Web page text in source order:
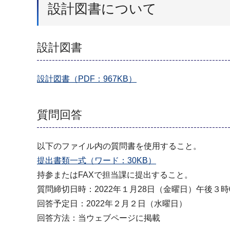
設計図書について
設計図書
設計図書（PDF：967KB）
質問回答
以下のファイル内の質問書を使用すること。
提出書類一式（ワード：30KB）
持参またはFAXで担当課に提出すること。
質問締切日時：2022年１月28日（金曜日）午後３
回答予定日：2022年２月２日（水曜日）
回答方法：当ウェブページに掲載